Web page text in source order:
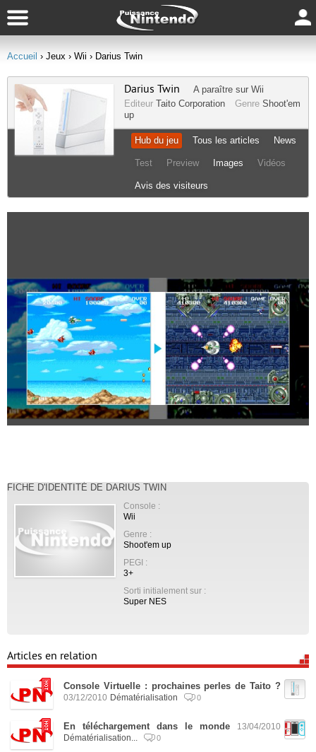
Accueil › Jeux › Wii › Darius Twin
Darius Twin A paraître sur Wii
Editeur Taito Corporation Genre Shoot'em
up
Hub du jeu Tous les articles News
Test Preview Images Vidéos
Avis des visiteurs
FICHE D'IDENTITÉ DE DARIUS TWIN
Console :
Wii
Genre :
Shoot'em up
PEGI :
3+
Sorti initialement sur :
Super NES
Articles en relation
Console Virtuelle : prochaines perles de Taito ?
03/12/2010 Dématérialisation 0
En téléchargement dans le monde
13/04/2010
Dématérialisation...
0